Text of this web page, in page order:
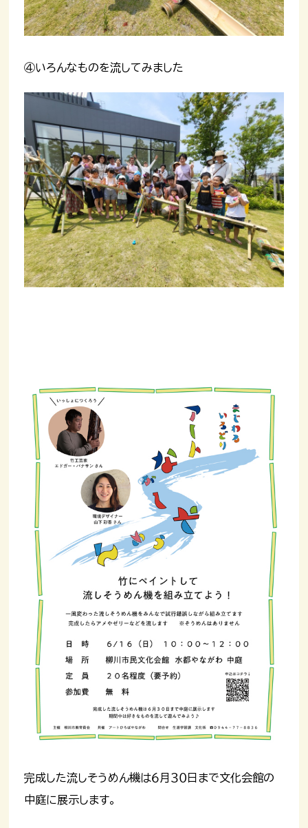
④いろんなものを流してみました
完成した流しそうめん機は６月３０日まで文化会館の
中庭に展示します。